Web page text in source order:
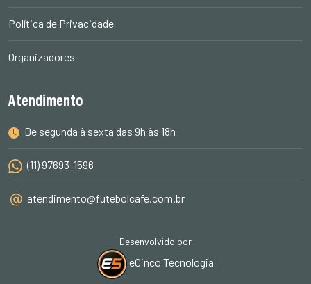
Política de Privacidade
Organizadores
Atendimento
De segunda à sexta das 9h às 18h
(11) 97693-1596
atendimento@futebolcafe.com.br
Desenvolvido por
eCinco Tecnologia